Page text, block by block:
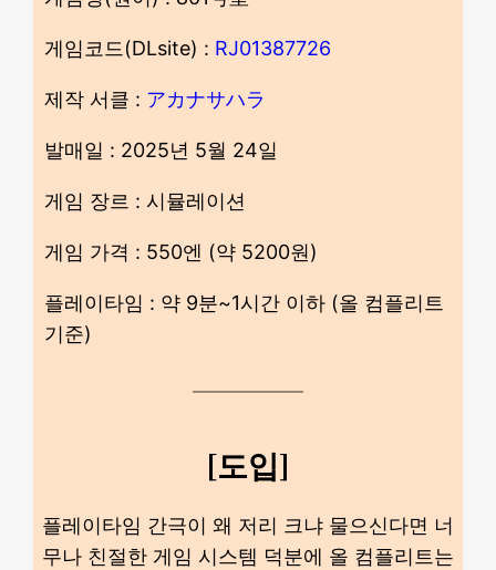
게임코드(DLsite) : RJ01387726
제작 서클 : アカナサハラ
발매일 : 2025년 5월 24일
게임 장르 : 시뮬레이션
게임 가격 : 550엔 (약 5200원)
플레이타임 : 약 9분~1시간 이하 (올 컴플리트
기준)
[도입]
플레이타임 간극이 왜 저리 크냐 물으신다면 너
무나 친절한 게임 시스템 덕분에 올 컴플리트는